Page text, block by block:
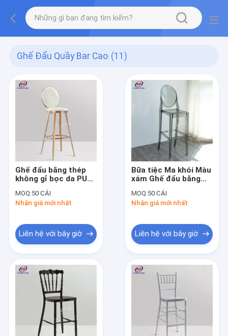
Ghế Đẩu Quầy Bar Cao (11)
Ghế đẩu bằng thép
không gỉ bọc da PU
280kg Mặt sau tròn
cho nhà bếp
MOQ:50 CÁI
Nhận giá mới nhất
Liên hệ với bây giờ
Bữa tiệc Ma khói Màu
xám Ghế đẩu bằng
nhựa có lưng tựa
MOQ:50 CÁI
Nhận giá mới nhất
Liên hệ với bây giờ